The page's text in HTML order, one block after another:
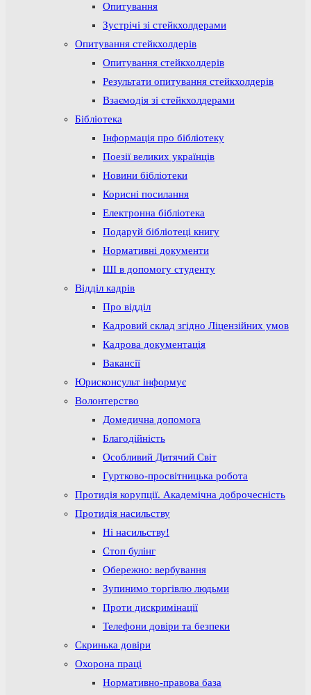
Опитування
Зустрічі зі стейкхолдерами
Опитування стейкхолдерів
Опитування стейкхолдерів
Результати опитування стейкхолдерів
Взаємодія зі стейкхолдерами
Бібліотека
Інформація про бібліотеку
Поезії великих українців
Новини бібліотеки
Корисні посилання
Електронна бібліотека
Подаруй бібліотеці книгу
Нормативні документи
ШІ в допомогу студенту
Відділ кадрів
Про відділ
Кадровий склад згідно Ліцензійних умов
Кадрова документація
Вакансії
Юрисконсульт інформує
Волонтерство
Домедична допомога
Благодійність
Особливий Дитячий Світ
Гуртково-просвітницька робота
Протидія корупції. Академічна доброчесність
Протидія насильству
Ні насильству!
Стоп булінг
Обережно: вербування
Зупинимо торгівлю людьми
Проти дискримінації
Телефони довіри та безпеки
Скринька довіри
Охорона праці
Нормативно-правова база